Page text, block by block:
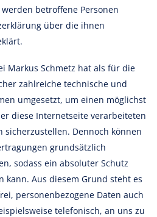
betroffene Personen
über die ihnen
Markus Schmetz hat als für die
zahlreiche technische und
umgesetzt, um einen möglichst
diese Internetseite verarbeiteten
sicherzustellen. Dennoch können
grundsätzlich
sodass ein absoluter Schutz
kann. Aus diesem Grund steht es
personenbezogene Daten auch
telefonisch, an uns zu